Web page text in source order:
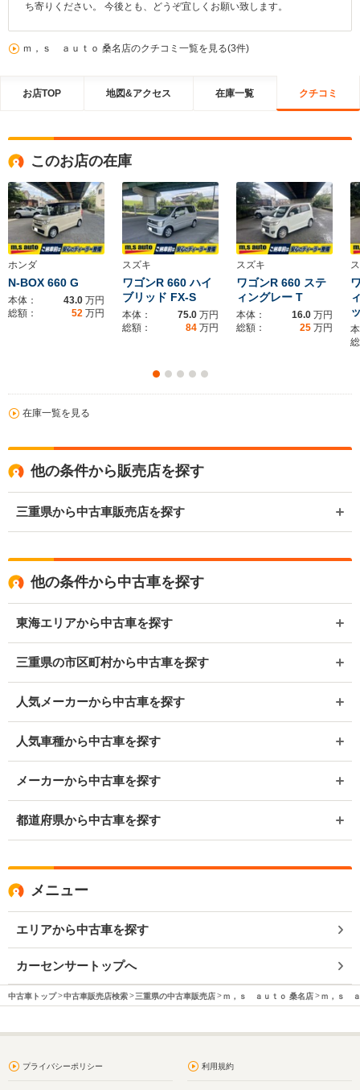
ち寄りください。 今後とも、どうぞ宜しくお願い致します。
ｍ，ｓ ａｕｔｏ 桑名店のクチコミ一覧を見る(3件)
お店TOP 地図&アクセス 在庫一覧 クチコミ
このお店の在庫
ホンダ
N-BOX 660 G
本体： 43.0 万円
総額：
52 万円
スズキ
ワゴンR 660 ハイ
ブリッド FX-S
本体： 75.0 万円
総額：
84 万円
スズキ
ワゴンR 660 ステ
ィングレー T
本体： 16.0 万円
総額：
25 万円
在庫一覧を見る
他の条件から販売店を探す
三重県から中古車販売店を探す
他の条件から中古車を探す
東海エリアから中古車を探す
三重県の市区町村から中古車を探す
人気メーカーから中古車を探す
人気車種から中古車を探す
メーカーから中古車を探す
都道府県から中古車を探す
メニュー
エリアから中古車を探す
カーセンサートップへ
中古車トップ 中古車販売店検索 三重県の中古車販売店 ｍ，ｓ ａｕｔｏ 桑名店 ｍ，ｓ ａ
プライバシーポリシー 利用規約